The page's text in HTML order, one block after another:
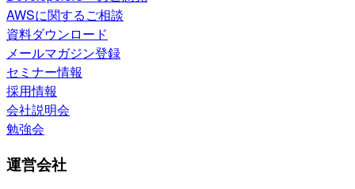
AWSに関するご相談
資料ダウンロード
メールマガジン登録
セミナー情報
採用情報
会社説明会
勉強会
運営会社